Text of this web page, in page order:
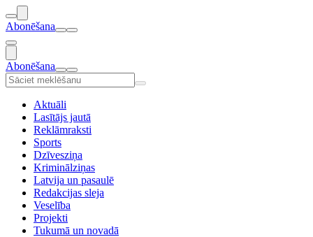
Abonēšana
Abonēšana
Aktuāli
Lasītājs jautā
Reklāmraksti
Sports
Dzīvesziņa
Kriminālziņas
Latvija un pasaulē
Redakcijas sleja
Veselība
Projekti
Tukumā un novadā